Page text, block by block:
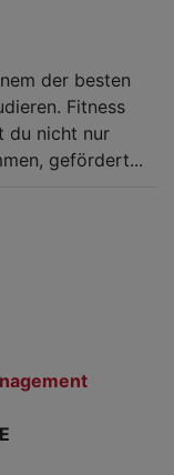
der besten
Fitness
du nicht nur
gefördert...